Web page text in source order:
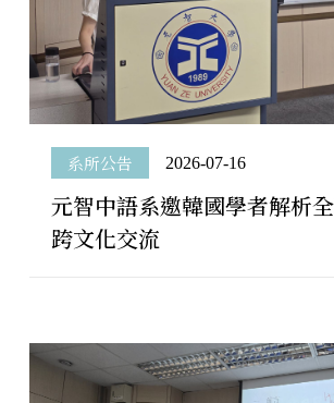
系所公告 2026-07-16
元智中語系邀韓國學者解析
跨文化交流